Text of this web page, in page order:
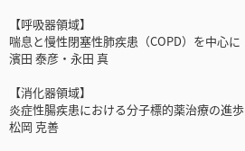
【呼吸器領域】
喘息と慢性閉塞性肺疾患（COPD）を中心に
濱田 泰彦・永田 真
【消化器領域】
炎症性腸疾患における分子標的薬治療の進歩
松岡 克善